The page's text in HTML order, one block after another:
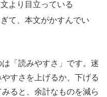
より目立っている
て、本文がかすんでい
「読みやすさ」です。迷
すさを上げるか、下げる
ると、余計なものを減ら